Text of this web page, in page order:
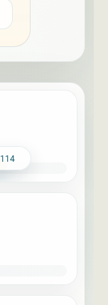
114